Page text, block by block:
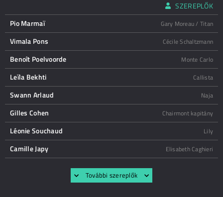
SZEREPLŐK
Pio Marmaï
Gary Moreau / Titan
Vimala Pons Cécile Schaltzmann
Benoît Poelvoorde Monte Carlo
Leïla Bekhti Callista
Swann Arlaud Naja
Gilles Cohen Chairmont kapitány
Léonie Souchaud Lily
Camille Japy Elisabeth Caghieri
További szereplők